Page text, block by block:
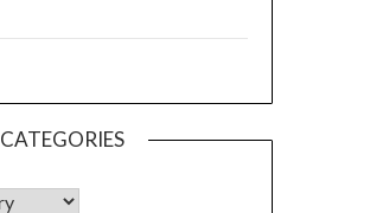
CATEGORIES